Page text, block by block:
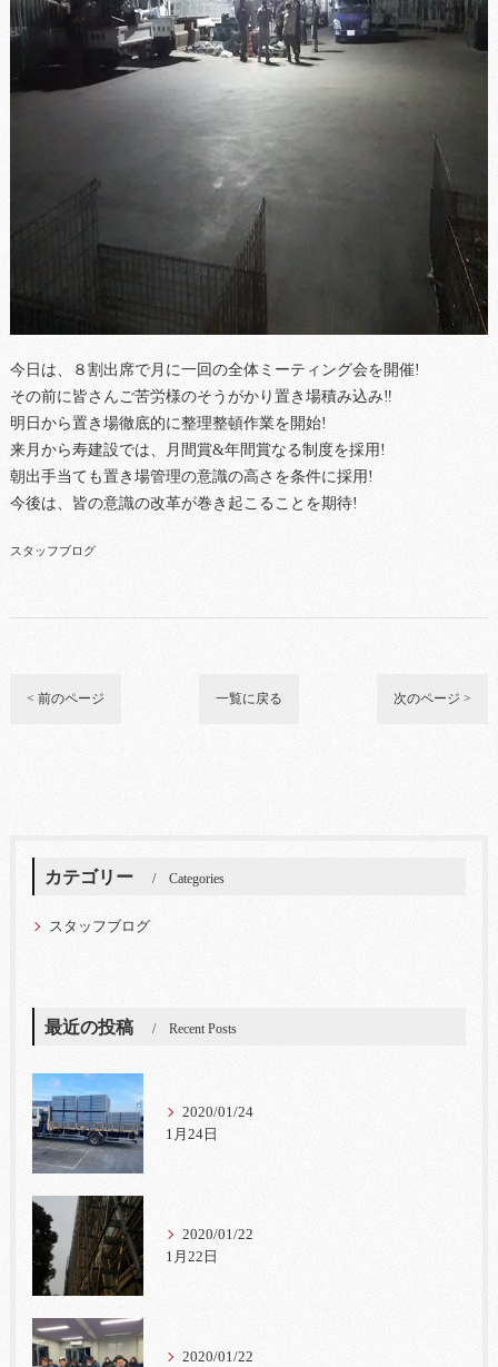
今日は、８割出席で月に一回の全体ミーティング会を開催!
その前に皆さんご苦労様のそうがかり置き場積み込み‼
明日から置き場徹底的に整理整頓作業を開始!
来月から寿建設では、月間賞&年間賞なる制度を採用!
朝出手当ても置き場管理の意識の高さを条件に採用!
今後は、皆の意識の改革が巻き起こることを期待!
スタッフブログ
< 前のページ 一覧に戻る 次のページ >
カテゴリー Categories
スタッフブログ
最近の投稿 Recent Posts
2020/01/24
1月24日
2020/01/22
1月22日
2020/01/22